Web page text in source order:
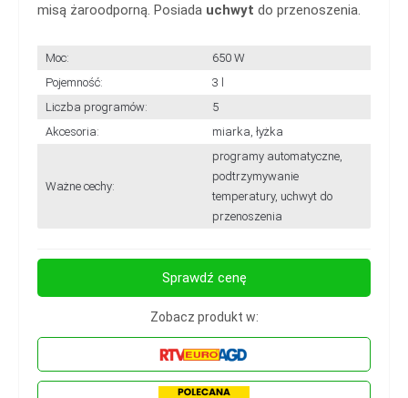
misą żaroodporną. Posiada uchwyt do przenoszenia.
Moc:
650 W
Pojemność:
3 l
Liczba programów:
5
Akcesoria:
miarka, łyżka
Ważne cechy:
programy automatyczne,
podtrzymywanie
temperatury, uchwyt do
przenoszenia
Sprawdź cenę
Zobacz produkt w: